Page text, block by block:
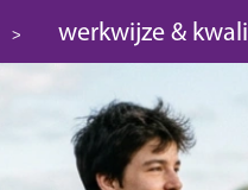
> werkwijze &